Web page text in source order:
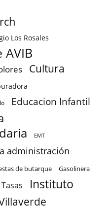
Los Rosales
AVIB
Cultura
Educacion Infantil
EMT
administración
de butarque Gasolinera
Instituto